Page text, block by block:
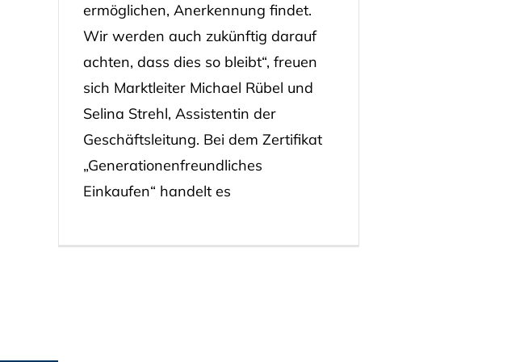
ermöglichen, Anerkennung findet.
Wir werden auch zukünftig darauf
achten, dass dies so bleibt“, freuen
sich Marktleiter Michael Rübel und
Selina Strehl, Assistentin der
Geschäftsleitung. Bei dem Zertifikat
„Generationenfreundliches
Einkaufen“ handelt es